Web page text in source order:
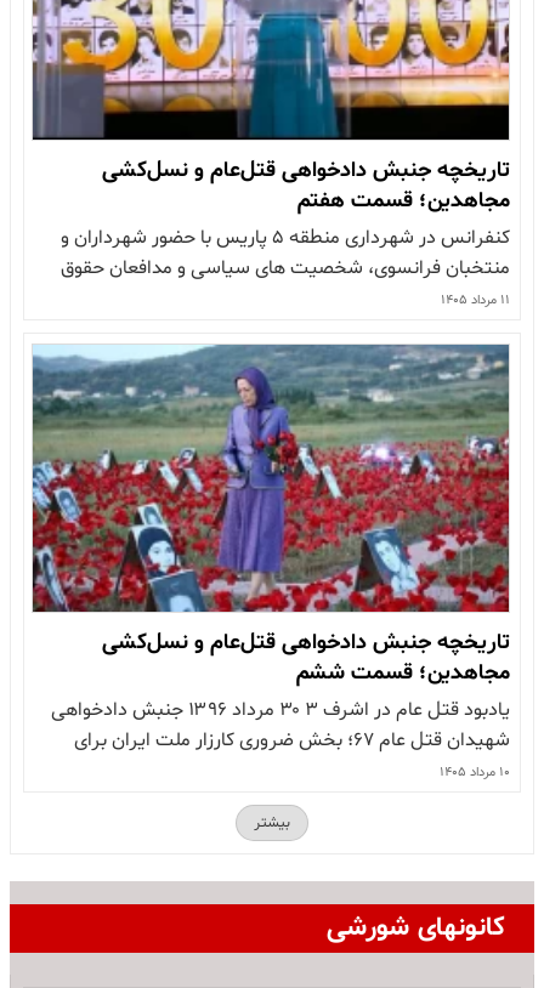
تاریخچه جنبش دادخواهی قتل‌عام و نسل‌کشی
مجاهدین؛ قسمت هفتم
کنفرانس در شهرداری منطقه ۵ پاریس با حضور شهرداران و
منتخبان فرانسوی، شخصیت های سیاسی و مدافعان حقوق
بشر پیام رئیس جمهور برگزیده مقاومت: فراخوان به تحقیق
بشریت در حاکمیت آخوندی پاریس - شهرداری منطقه پنج - ۷
آذر…
۱۱ مرداد ۱۴۰۵
تاریخچه جنبش دادخواهی قتل‌عام و نسل‌کشی
مجاهدین؛ قسمت ششم
یادبود قتل عام در اشرف ۳ ۳۰ مرداد ۱۳۹۶ جنبش دادخواهی
شهیدان قتل عام ۶۷؛ بخش ضروری کارزار ملت ایران برای
سرنگونی این اجتماع، یک اجتماع فوق العاده است. در میان
سال ها در زندان های شاه و…
۱۰ مرداد ۱۴۰۵
بیشتر
کانونهای شورشی